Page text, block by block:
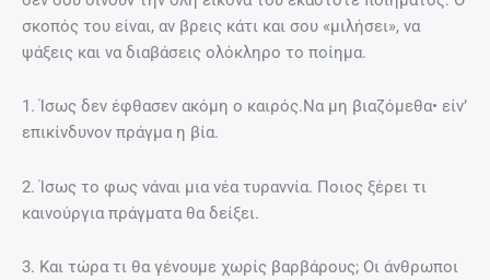
σκοπός του είναι, αν βρεις κάτι και σου «μιλήσει», να
ψάξεις και να διαβάσεις ολόκληρο το ποίημα.
1. Ίσως δεν έφθασεν ακόμη ο καιρός.Να μη βιαζόμεθα• είν’
επικίνδυνον πράγμα η βία.
2. Ίσως το φως νάναι μια νέα τυραννία. Ποιος ξέρει τι
καινούργια πράγματα θα δείξει.
3. Και τώρα τι θα γένουμε χωρίς βαρβάρους; Οι άνθρωποι